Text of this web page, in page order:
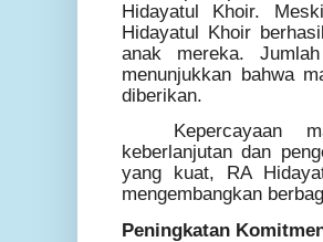
Hidayatul Khoir.
Hidayatul Khoir
anak mereka.
menunjukkan bahwa
diberikan.
Kepercayaan
keberlanjutan dan
yang kuat, RA
mengembangkan
Peningkatan